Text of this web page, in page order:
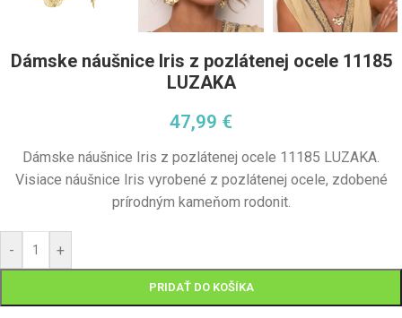
Dámske náušnice Iris z pozlátenej ocele 11185
LUZAKA
47,99 €
Dámske náušnice Iris z pozlátenej ocele 11185 LUZAKA.
Visiace náušnice Iris vyrobené z pozlátenej ocele, zdobené
prírodným kameňom rodonit.
- +
PRIDAŤ DO KOŠÍKA